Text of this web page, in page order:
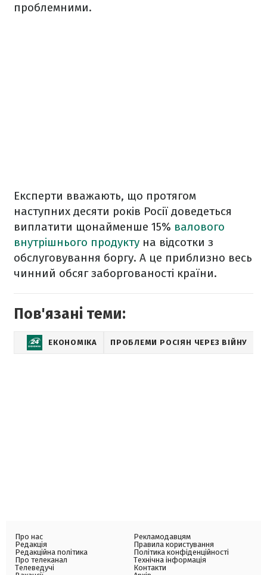
проблемними.
Експерти вважають, що протягом
наступних десяти років Росії доведеться
виплатити щонайменше 15% валового
внутрішнього продукту на відсотки з
обслуговування боргу. А це приблизно весь
чинний обсяг заборгованості країни.
Пов'язані теми:
ЕКОНОМІКА ПРОБЛЕМИ РОСІЯН ЧЕРЕЗ ВІЙНУ
Про нас
Редакція
Редакційна політика
Про телеканал
Телеведучі
Рекламодавцям
Правила користування
Політика конфіденційності
Технічна інформація
Контакти